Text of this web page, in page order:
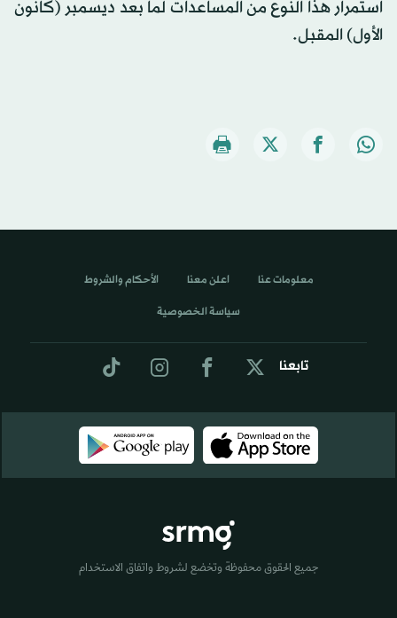
استمرار هذا النوع من المساعدات لما بعد ديسمبر (كانون
الأول) المقبل.
تابعنا
معلومات عنا اعلن معنا الأحكام والشروط
سياسة الخصوصية
جميع الحقوق محفوظة وتخضع لشروط واتفاق الاستخدام